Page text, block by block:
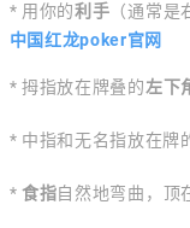
* 用你的利手 （通常是
中国红龙poker官网
* 拇指放在牌叠的左下
* 中指和无名指放在牌
* 食指自然地弯曲，顶